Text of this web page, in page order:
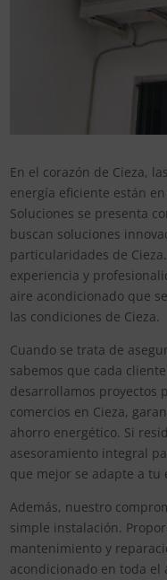
En el corazón de Cieza,
energía eficiente están
Soluciones se presenta
buscan soluciones
particularidades de
experiencia y
aire acondicionado que
las condiciones de Cieza.
Cuando se trata de
sabemos que cada
desarrollamos proyectos
comercios en Cieza,
ahorro energético. Si
asesoramiento integral
que mejor se adapte a tu
Además, nuestro
simple instalación.
mantenimiento y
acondicionado en toda el